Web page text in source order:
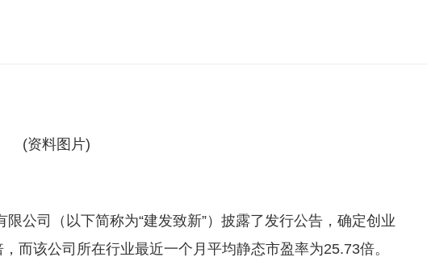
(资料图片)
公司（以下简称为“建发致新”）披露了发行公告，确定创业
而该公司所在行业最近一个月平均静态市盈率为25.73倍。